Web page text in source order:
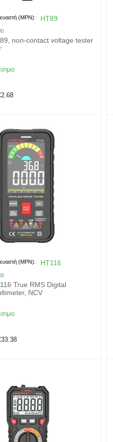
(MPN): HT89
non-contact voltage tester
2.68
(MPN): HT116
True RMS Digital
NCV
33.38